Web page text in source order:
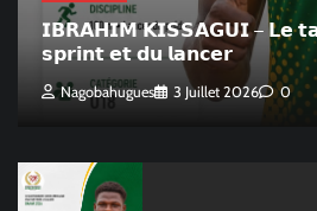
𝗜𝗕𝗥𝗔𝗛𝗜𝗠 𝗞𝗜𝗦𝗦𝗔𝗚𝗨𝗜 – 𝗟𝗲
𝘀𝗽𝗿𝗶𝗻𝘁 𝗲𝘁 𝗱𝘂 𝗹𝗮𝗻𝗰𝗲𝗿
Nagobahugues 3 Juillet 2026 0